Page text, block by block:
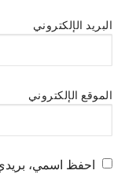
البريد الإلكتروني
الموقع الإلكتروني
احفظ اسمي، بريدي